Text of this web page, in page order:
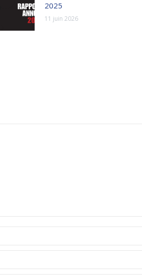
2025
11 juin 2026